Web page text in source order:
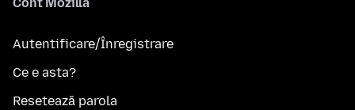
Autentificare/Înregistrare
Ce e asta?
Resetează parola